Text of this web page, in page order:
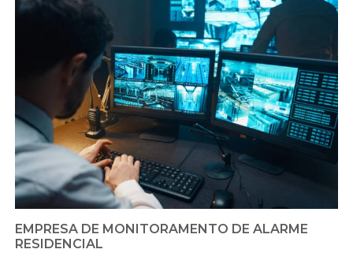
EMPRESA DE MONITORAMENTO DE ALARME
RESIDENCIAL